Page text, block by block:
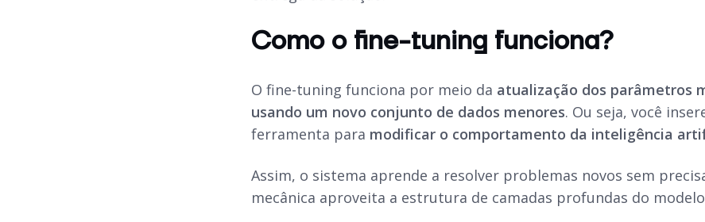
Como o fine-tuning funciona?
O fine-tuning funciona por meio da atualização dos parâmetros
usando um novo conjunto de dados menores. Ou seja, você
ferramenta para modificar o comportamento da inteligência
Assim, o sistema aprende a resolver problemas novos sem
mecânica aproveita a estrutura de camadas profundas do